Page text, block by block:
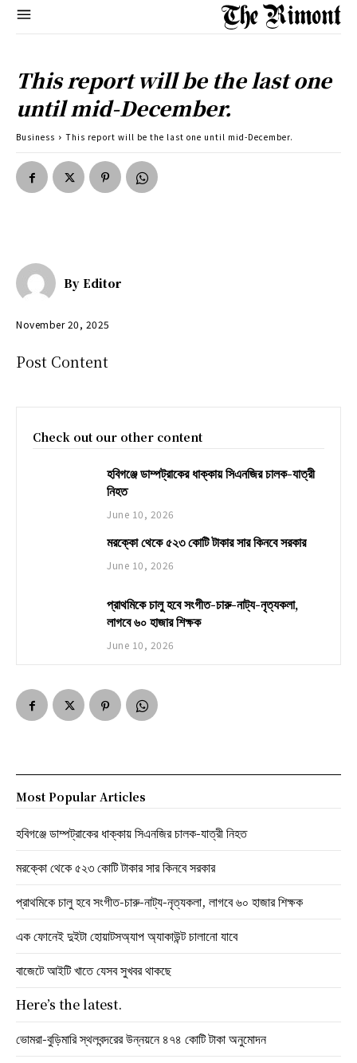
This report will be the last one
until mid-December.
Business This report will be the last one until mid-December.
By Editor
November 20, 2025
Post Content
Check out our other content
হবিগঞ্জে ডাম্পট্রাকের ধাক্কায় সিএনজির চালক-যাত্রী
নিহত
June 10, 2026
মরক্কো থেকে ৫২৩ কোটি টাকার সার কিনবে সরকার
June 10, 2026
প্রাথমিকে চালু হবে সংগীত-চারু-নাট্য-নৃত্যকলা,
লাগবে ৬০ হাজার শিক্ষক
June 10, 2026
Most Popular Articles
হবিগঞ্জে ডাম্পট্রাকের ধাক্কায় সিএনজির চালক-যাত্রী নিহত
মরক্কো থেকে ৫২৩ কোটি টাকার সার কিনবে সরকার
প্রাথমিকে চালু হবে সংগীত-চারু-নাট্য-নৃত্যকলা, লাগবে ৬০ হাজার শিক্ষক
এক ফোনেই দুইটা হোয়াটসঅ্যাপ অ্যাকাউন্ট চালানো যাবে
বাজেটে আইটি খাতে যেসব সুখবর থাকছে
Here’s the latest.
ভোমরা-বুড়িমারি স্থলবন্দরের উন্নয়নে ৪৭৪ কোটি টাকা অনুমোদন